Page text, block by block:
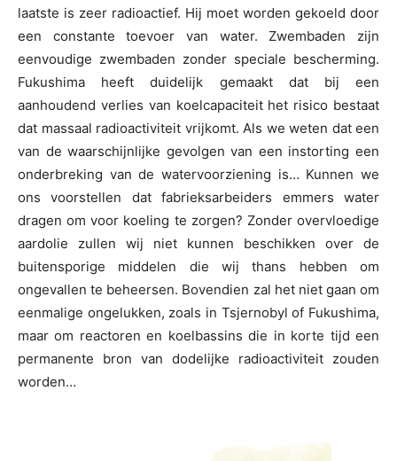
laatste is zeer radioactief. Hij moet worden gekoeld door
een constante toevoer van water. Zwembaden zijn
eenvoudige zwembaden zonder speciale bescherming.
Fukushima heeft duidelijk gemaakt dat bij een
aanhoudend verlies van koelcapaciteit het risico bestaat
dat massaal radioactiviteit vrijkomt. Als we weten dat een
van de waarschijnlijke gevolgen van een instorting een
onderbreking van de watervoorziening is… Kunnen we
ons voorstellen dat fabrieksarbeiders emmers water
dragen om voor koeling te zorgen? Zonder overvloedige
aardolie zullen wij niet kunnen beschikken over de
buitensporige middelen die wij thans hebben om
ongevallen te beheersen. Bovendien zal het niet gaan om
eenmalige ongelukken, zoals in Tsjernobyl of Fukushima,
maar om reactoren en koelbassins die in korte tijd een
permanente bron van dodelijke radioactiviteit zouden
worden…